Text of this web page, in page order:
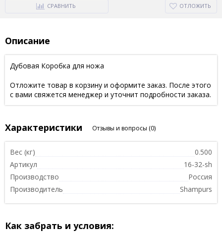
СРАВНИТЬ ОТЛОЖИТЬ
Описание
Дубовая Коробка для ножа
Отложите товар в корзину и оформите заказ. После этого
с вами свяжется менеджер и уточнит подробности заказа.
Характеристики Отзывы и вопросы (0)
Вес (кг)
0.500
Артикул
16-32-sh
Производство
Россия
Производитель
Shampurs
Как забрать и условия: